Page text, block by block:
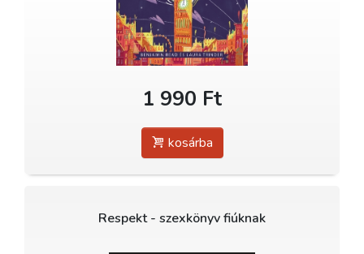
1 990 Ft
kosárba
Respekt - szexkönyv fiúknak